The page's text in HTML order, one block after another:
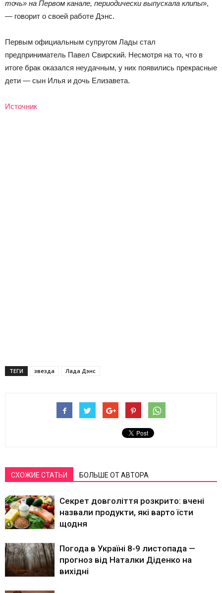
точь» на Первом канале, периодически выпускала клипы»,
— говорит о своей работе Дэнс.
Первым официальным супругом Лады стал
предприниматель Павел Свирский. Несмотря на то, что в
итоге брак оказался неудачным, у них появились прекрасные
дети — сын Илья и дочь Елизавета.
Источник
ТЕГИ звезда Лада Дэнс
СХОЖИЕ СТАТЬИ БОЛЬШЕ ОТ АВТОРА
Секрет довголіття розкрито: вчені
назвали продукти, які варто їсти
щодня
Погода в Україні 8-9 листопада —
прогноз від Наталки Діденко на
вихідні